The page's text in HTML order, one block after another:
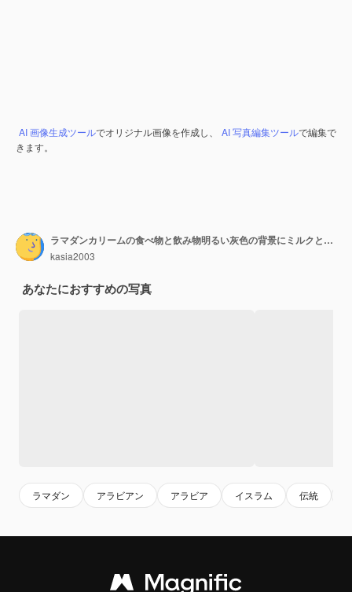
AI 画像生成ツールでオリジナル画像を作成し、 AI 写真編集ツールで編集で
きます。
ラマダンカリームの食べ物と飲み物明るい灰色の背景にミルクとナツメヤシの枝の日付のプレートテキストのための正しいイスラム教徒のライフスタイルの場所選択的な焦点
kasia2003
あなたにおすすめの写真
ラマダン アラビアン アラビア イスラム 伝統